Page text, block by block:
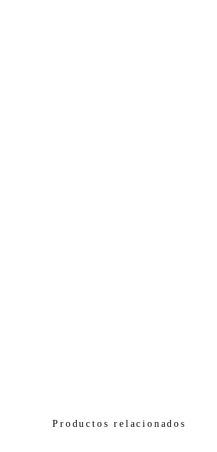
Productos relacionados